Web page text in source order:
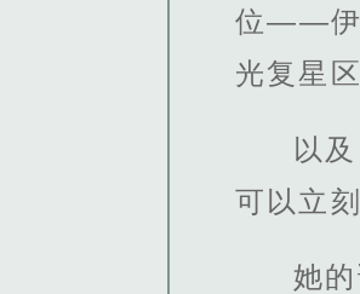
位——伊
光复星
以
可以立
她